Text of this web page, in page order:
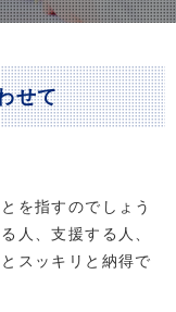
せて
を指すのでしょう
人、支援する人、
スッキリと納得で